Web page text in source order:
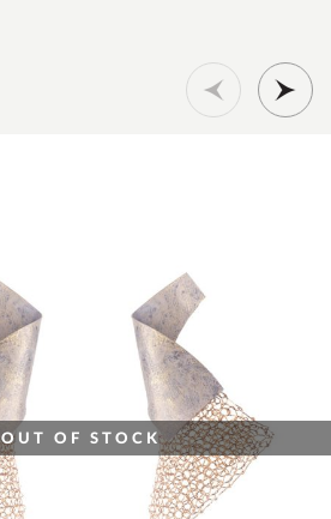
OUT OF STOCK